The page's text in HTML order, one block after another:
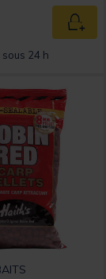
24 h